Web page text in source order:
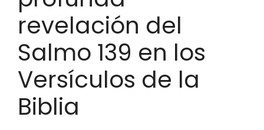
revelación del
Salmo 139 en los
Versículos de la
Biblia